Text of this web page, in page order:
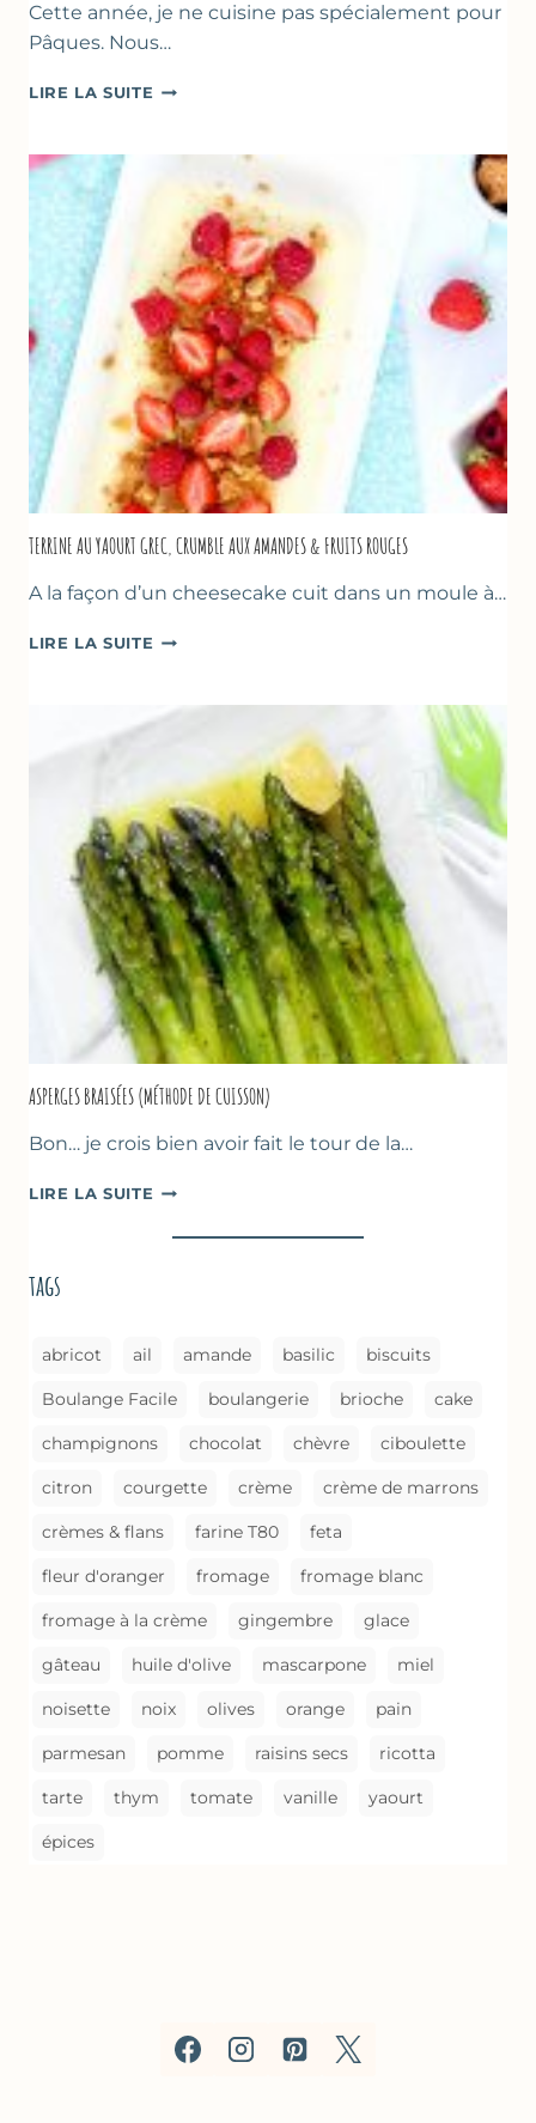
Cette année, je ne cuisine pas spécialement pour
Pâques. Nous…
LIRE LA SUITE RECETTES
GOURMANDES
TERRINE AU YAOURT GREC, CRUMBLE AUX AMANDES & FRUITS ROUGES
A la façon d’un cheesecake cuit dans un moule à…
LIRE LA SUITE TERRINE
GREC,
AMANDES
&
FRUITS
ROUGES
ASPERGES BRAISÉES (MÉTHODE DE CUISSON)
Bon… je crois bien avoir fait le tour de la…
LIRE LA SUITE ASPERGES
(MÉTHODE
tags
abricot ail amande basilic biscuits
Boulange Facile boulangerie brioche cake
champignons chocolat chèvre ciboulette
citron courgette crème crème de marrons
crèmes & flans farine T80 feta
fleur d'oranger fromage fromage blanc
fromage à la crème gingembre glace
gâteau huile d'olive mascarpone miel
noisette noix olives orange pain
parmesan pomme raisins secs ricotta
tarte thym tomate vanille yaourt
épices